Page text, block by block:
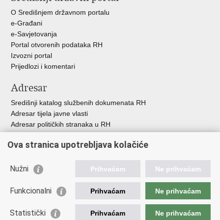
O Središnjem državnom portalu
e-Građani
e-Savjetovanja
Portal otvorenih podataka RH
Izvozni portal
Prijedlozi i komentari
Adresar
Središnji katalog službenih dokumenata RH
Adresar tijela javne vlasti
Adresar političkih stranaka u RH
Besplatni telefoni javne uprave
Važne poveznice
Vlada Republike Hrvatske
Europska komisija
Ova stranica upotrebljava kolačiće
Nužni Prihvaćam Ne prihvaćam
Funkcionalni Prihvaćam Ne prihvaćam
Statistički Prihvaćam Ne prihvaćam